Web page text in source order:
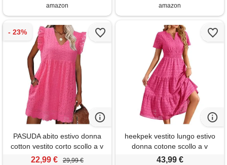
amazon
amazon
PASUDA abito estivo donna
cotton vestito corto scollo a v
senza maniche ruffles vestiti
22,99 € 29,99 €
heekpek vestito lungo estivo
donna cotone scollo a v
elegante abito vita alta a line
43,99 €